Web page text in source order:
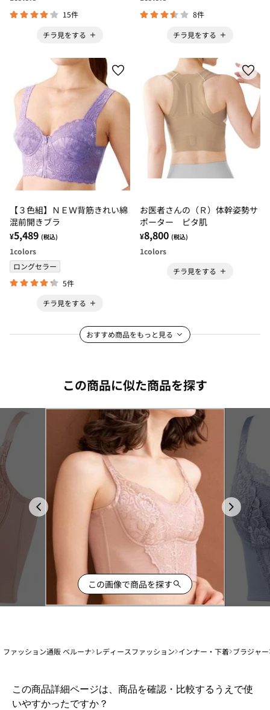
15件
チラ見をする
8件
チラ見をする
【３色組】ＮＥＷ背筋きれい綿
混前開きブラ
¥5,489 (税込)
1colors
ロングセラー
5件
チラ見をする
お医者さんの（Ｒ）体幹姿勢サ
ポーター ピタ肌
¥8,800 (税込)
1colors
チラ見をする
おすすめ商品をもっと見る
この商品に似た商品を探す
この画像で商品を探す
ファッション通販 ベルーナ レディースファッション インナー・下着 ブラジャー
この商品詳細ページは、商品を確認・比較するうえで使
いやすかったですか？
1
か